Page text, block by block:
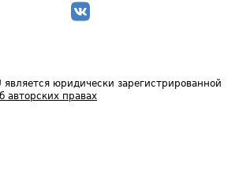
является юридически зарегистрированной
авторских правах